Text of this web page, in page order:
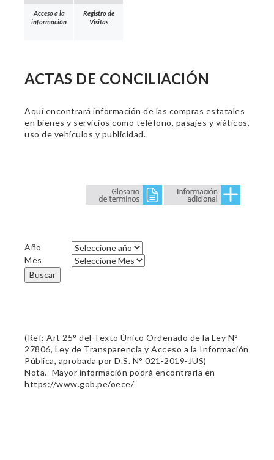
Acceso a la
información
Registro de
Visitas
ACTAS DE CONCILIACIÓN
Aquí encontrará información de las compras estatales
en bienes y servicios como teléfono, pasajes y viáticos,
uso de vehículos y publicidad.
Año
Mes
Buscar
(Ref: Art 25° del Texto Único Ordenado de la Ley N°
27806, Ley de Transparencia y Acceso a la Información
Pública, aprobada por D.S. N° 021-2019-JUS)
Nota.- Mayor información podrá encontrarla en
https://www.gob.pe/oece/